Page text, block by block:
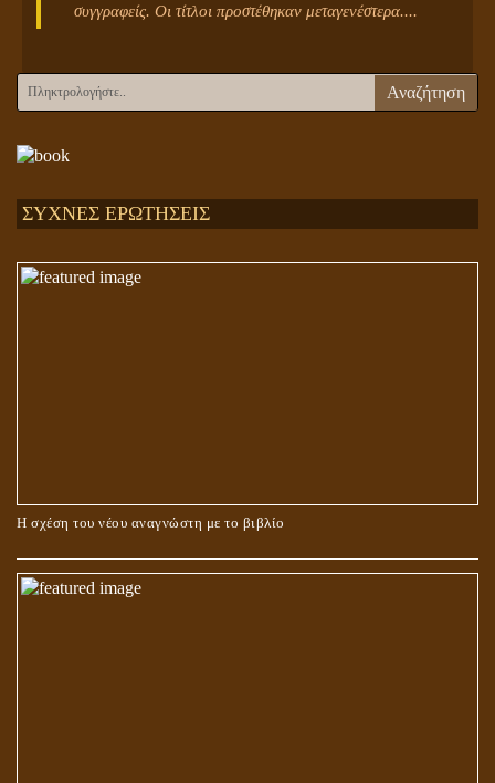
συγγραφείς. Οι τίτλοι προστέθηκαν μεταγενέστερα....
Αναζήτηση
ΣΥΧΝΕΣ ΕΡΩΤΗΣΕΙΣ
Η σχέση του νέου αναγνώστη με το βιβλίο